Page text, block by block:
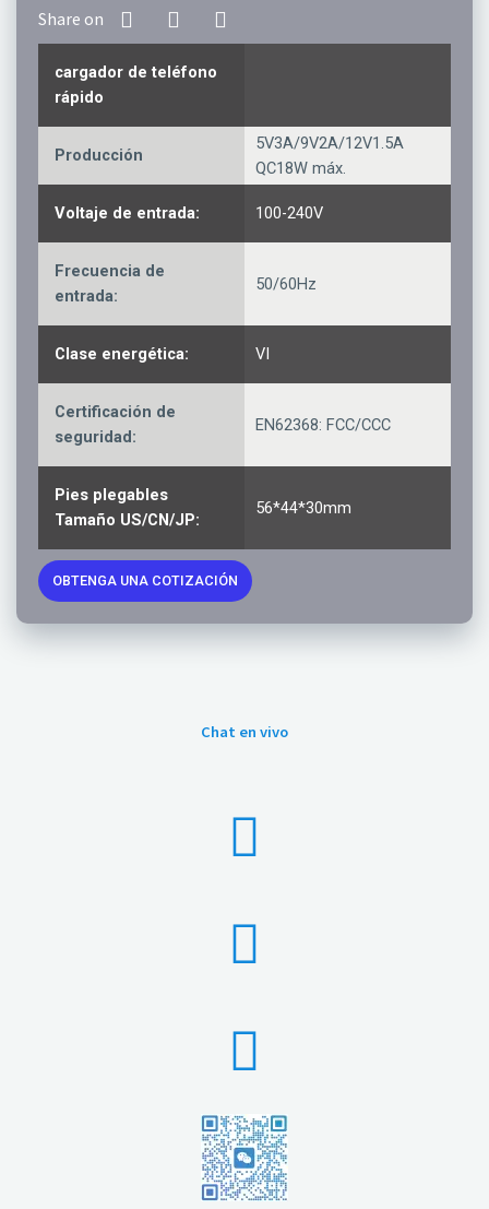
cargador de teléfono
rápido
Producción
5V3A/9V2A/12V1.5A
QC18W máx.
Voltaje de entrada: 100-240V
Frecuencia de
entrada:
50/60Hz
Clase energética: VI
Certificación de
seguridad:
EN62368: FCC/CCC
Pies plegables
Tamaño US/CN/JP:
56*44*30mm
OBTENGA UNA COTIZACIÓN
Chat en vivo